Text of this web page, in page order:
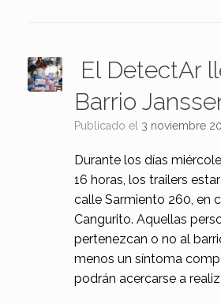
El DetectAr
Barrio
Publicado el 3 noviembre
Durante los días
16 horas, los trailers
calle Sarmiento 260, en
Cangurito. Aquellas
pertenezcan o no al
menos un síntoma
podrán acercarse a